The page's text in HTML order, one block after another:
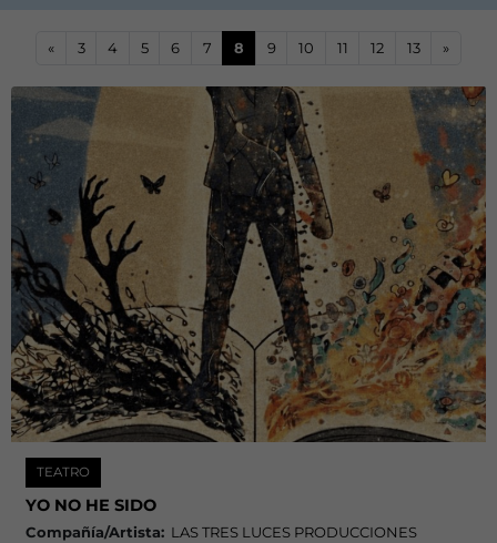
« 3 4 5 6 7 8 9 10 11 12 13 »
TEATRO
YO NO HE SIDO
Compañía/Artista: LAS TRES LUCES PRODUCCIONES